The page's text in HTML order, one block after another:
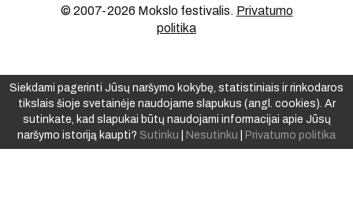
© 2007-2026 Mokslo festivalis. Privatumo
politika
Siekdami pagerinti Jūsų naršymo kokybę, statistiniais ir rinkodaros
tikslais šioje svetainėje naudojame slapukus (angl. cookies). Ar
sutinkate, kad slapukai būtų naudojami informacijai apie Jūsų
naršymo istoriją kaupti? Sutinku Nesutinku Privatumo politika